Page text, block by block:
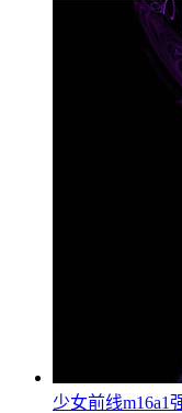
少女前线m16a1